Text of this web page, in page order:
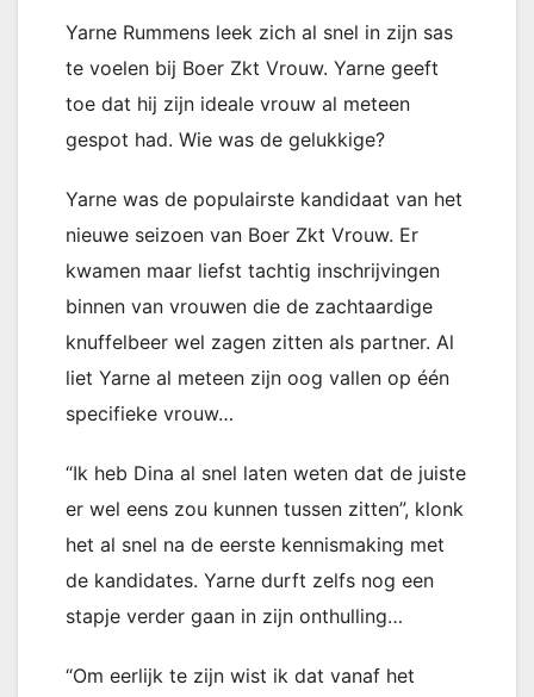
Yarne Rummens leek zich al snel in zijn sas
te voelen bij Boer Zkt Vrouw. Yarne geeft
toe dat hij zijn ideale vrouw al meteen
gespot had. Wie was de gelukkige?
Yarne was de populairste kandidaat van het
nieuwe seizoen van Boer Zkt Vrouw. Er
kwamen maar liefst tachtig inschrijvingen
binnen van vrouwen die de zachtaardige
knuffelbeer wel zagen zitten als partner. Al
liet Yarne al meteen zijn oog vallen op één
specifieke vrouw…
“Ik heb Dina al snel laten weten dat de juiste
er wel eens zou kunnen tussen zitten”, klonk
het al snel na de eerste kennismaking met
de kandidates. Yarne durft zelfs nog een
stapje verder gaan in zijn onthulling…
“Om eerlijk te zijn wist ik dat vanaf het